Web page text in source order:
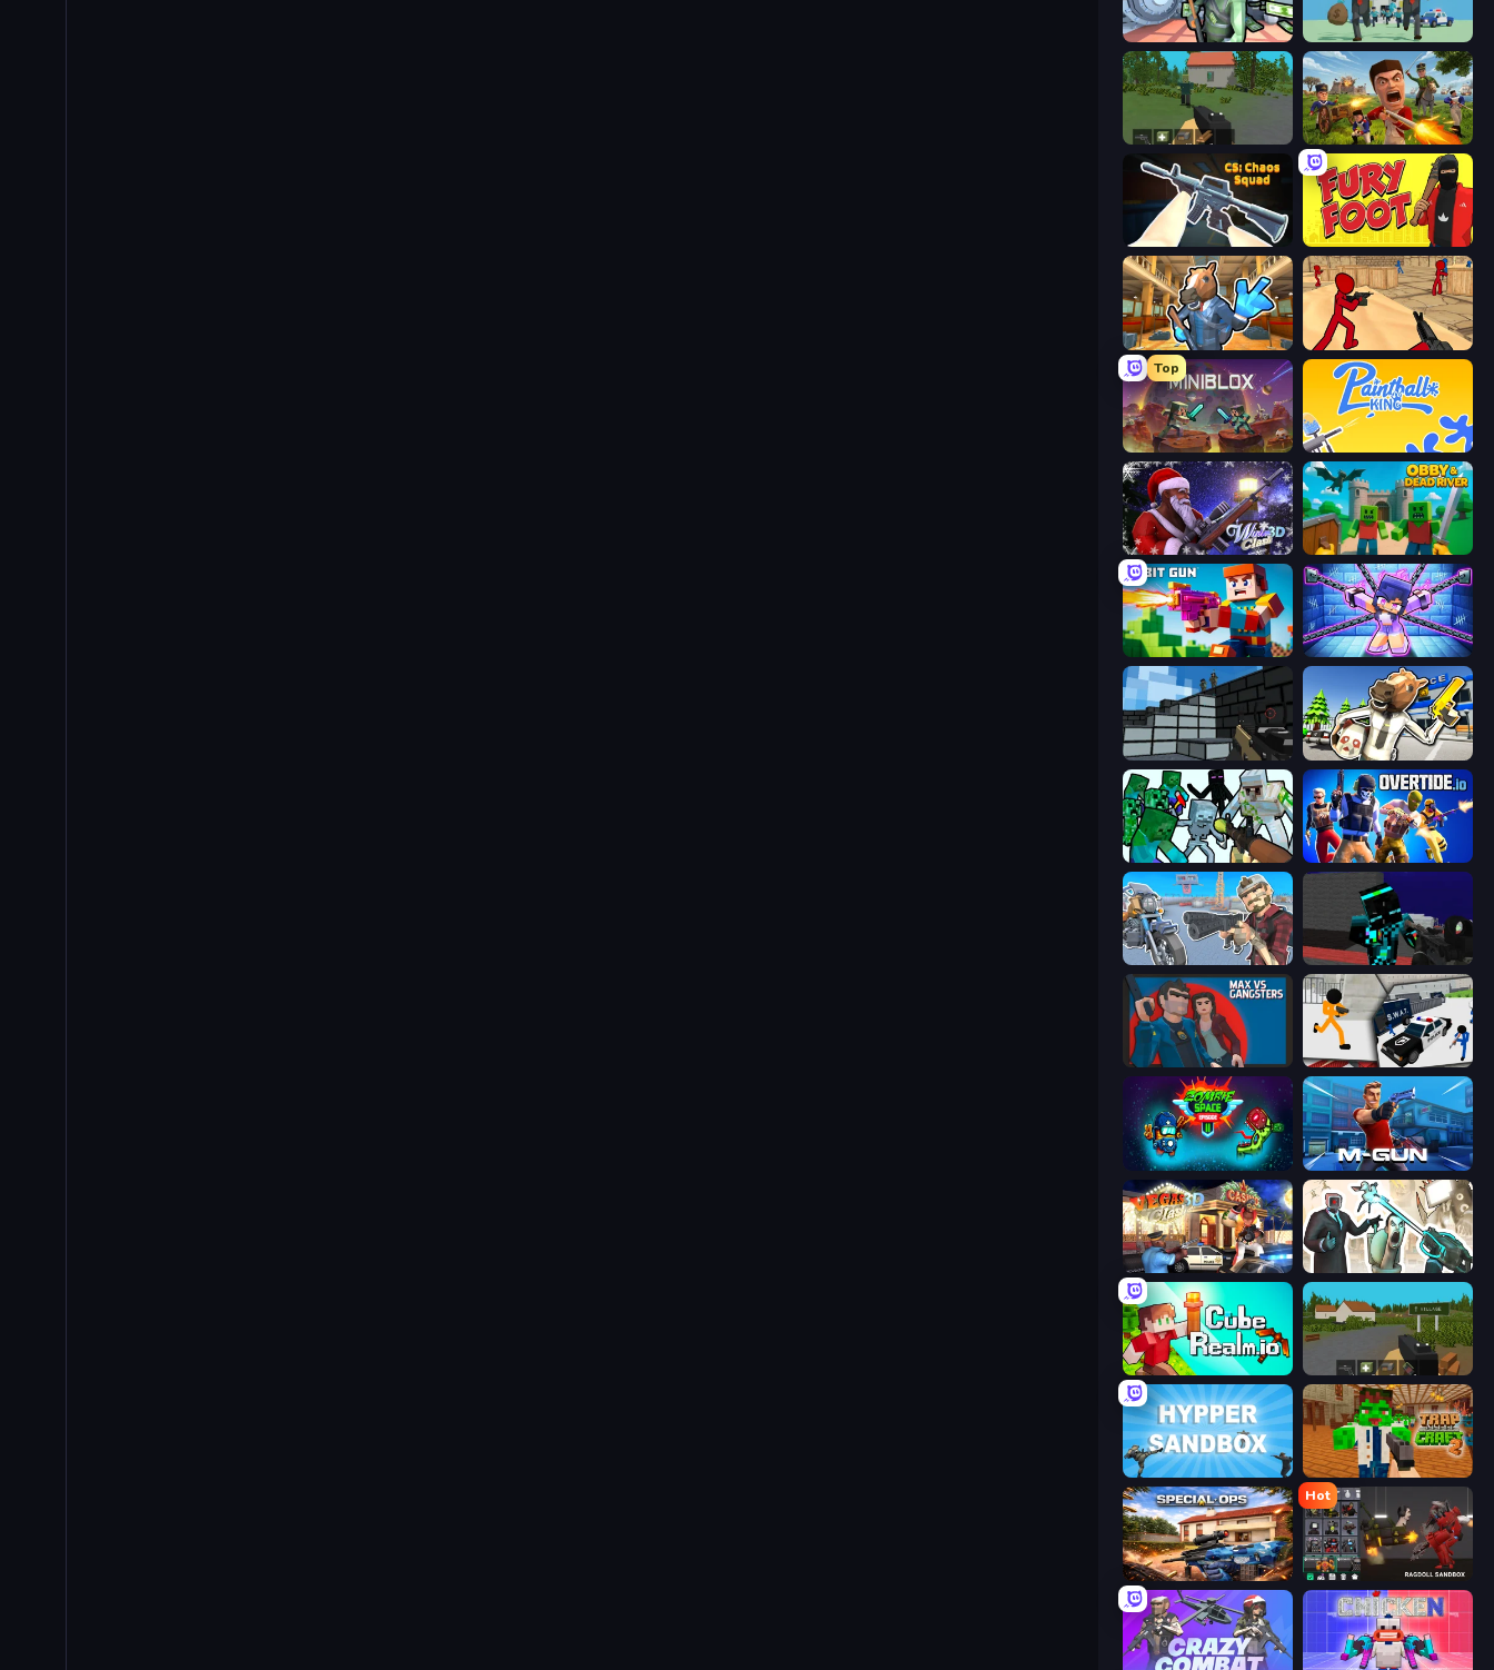
Bank Robbery Bank Heist
WorldZ Redcoats.io
CS: Chaos Squad Fury Foot
Bank Robbery 2 Stickman Counter Terror Strike
Top
Miniblox Paintball King
Winter Clash 3D Obby & Dead River
Bit Gun.io Mini Mine
Pixel Gun 3D Bank Robbery: Escape
Overtide.io
Shoot and Drive Pixel Wars of Hero
Max vs Gangsters Stickman Prison: Counter Assault
Zombie Space Episode 2 Muscle Gun.IO
Vegas Clash 3D Skibidi Toilets: Infection
CubeRealm.io ZombieCraft.io
Hypper Sandbox Trap Craft 2
Special Ops: GO
Hot
Last Play: Ragdoll Sandbox